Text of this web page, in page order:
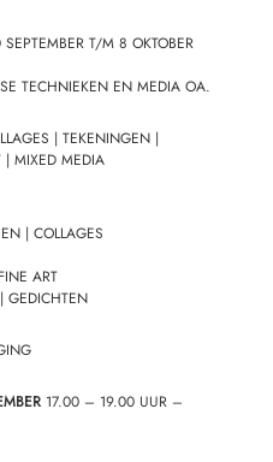
T/M 8 OKTOBER
TECHNIEKEN EN MEDIA OA.
| TEKENINGEN |
| MIXED MEDIA
| COLLAGES
ART
GEDICHTEN
17.00 – 19.00 UUR –